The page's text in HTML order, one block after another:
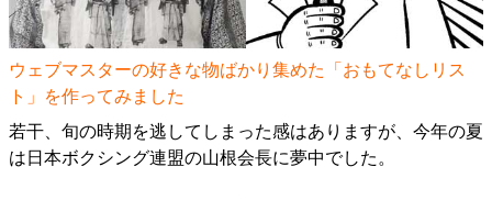
ウェブマスターの好きな物ばかり集めた「おもてなしリス
ト」を作ってみました
若干、旬の時期を逃してしまった感はありますが、今年の夏
は日本ボクシング連盟の山根会長に夢中でした。